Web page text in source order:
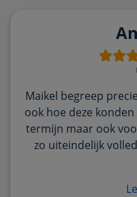
Maikel begreep
ook hoe deze
termijn maar ook
zo uiteindelijk